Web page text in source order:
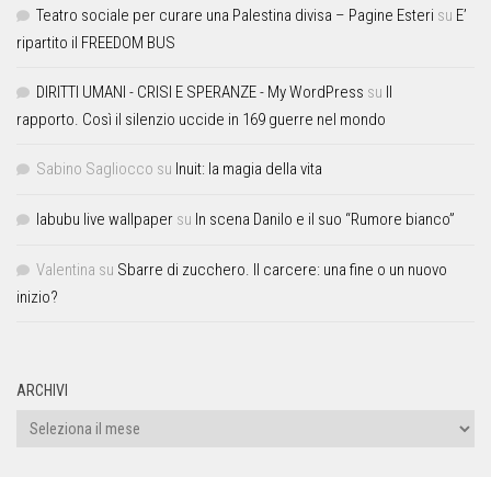
Teatro sociale per curare una Palestina divisa – Pagine Esteri su E’
ripartito il FREEDOM BUS
DIRITTI UMANI - CRISI E SPERANZE - My WordPress su Il
rapporto. Così il silenzio uccide in 169 guerre nel mondo
Sabino Sagliocco su Inuit: la magia della vita
labubu live wallpaper su In scena Danilo e il suo “Rumore bianco”
Valentina su Sbarre di zucchero. Il carcere: una fine o un nuovo
inizio?
ARCHIVI